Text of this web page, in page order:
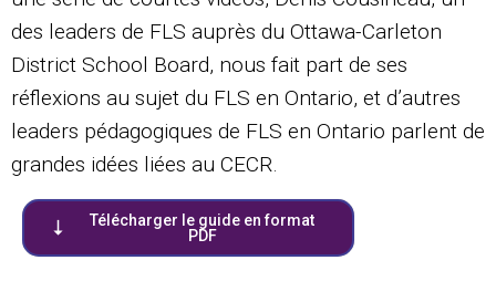
des leaders de FLS auprès du Ottawa-Carleton
District School Board, nous fait part de ses
réflexions au sujet du FLS en Ontario, et d’autres
leaders pédagogiques de FLS en Ontario parlent de
grandes idées liées au CECR.
Télécharger le guide en format
PDF